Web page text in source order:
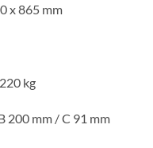
x 865 mm
kg
200 mm / C 91 mm